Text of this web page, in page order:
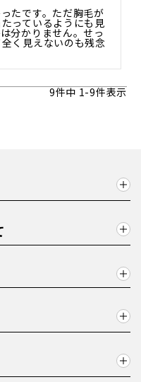
たです。ただ胸毛が
っているようにも見
分かりません。せっ
く見えないのも残念
9件中 1-9件表示